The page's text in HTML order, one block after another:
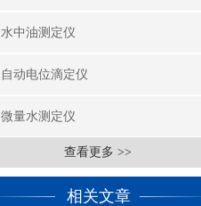
水中油测定仪
自动电位滴定仪
微量水测定仪
查看更多 >>
相关文章